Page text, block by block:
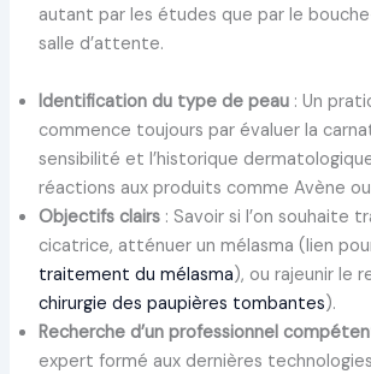
autant par les études que par le
salle d’attente.
Identification du type de peau: Un
commence toujours par évaluer la
sensibilité et l’historique
réactions aux produits comme Avène
Objectifs clairs: Savoir si l’on souhaite
cicatrice, atténuer un mélasma (lien
traitement du mélasma), ou rajeunir le
chirurgie des paupières tombantes).
Recherche d’un professionnel
expert formé aux dernières